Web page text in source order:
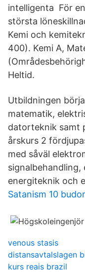
intelligenta För
största
Kemi och
400). Kemi A,
Heltid.
Utbildningen
matematik,
datorteknik samt
årskurs 2
med såväl
energiteknik och
Satanism 10
venous stasis
distansavtalslagen
kurs reais brazil